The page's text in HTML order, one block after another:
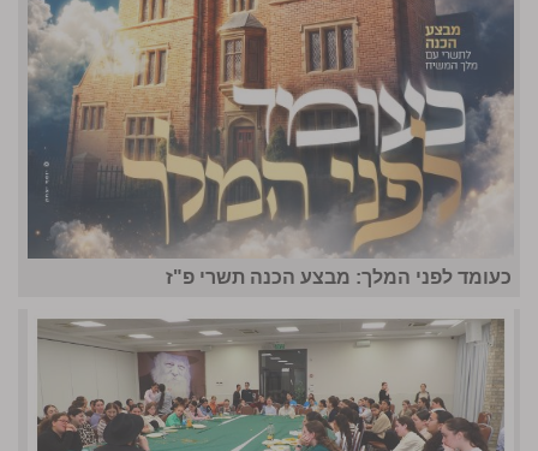
כעומד לפני המלך: מבצע הכנה תשרי פ"ז